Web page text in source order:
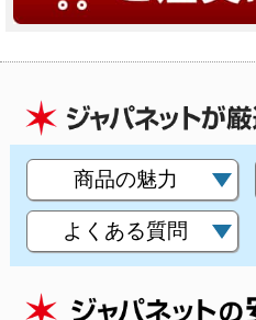
商品の魅力
よくある質問